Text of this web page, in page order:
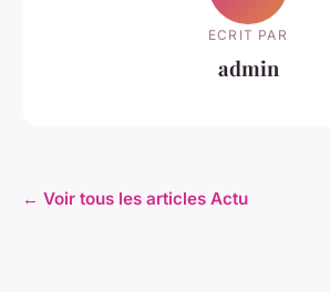
ECRIT PAR
admin
← Voir tous les articles Actu